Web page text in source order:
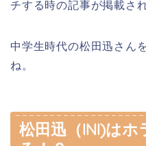
チする時の記事が掲載さ
中学生時代の松田迅さん
ね。
松田迅（INI)はホ